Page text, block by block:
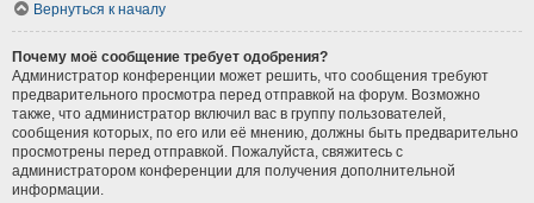
Вернуться к началу
Почему моё сообщение требует одобрения?
Администратор конференции может решить, что сообщения требуют
предварительного просмотра перед отправкой на форум. Возможно
также, что администратор включил вас в группу пользователей,
сообщения которых, по его или её мнению, должны быть предварительно
просмотрены перед отправкой. Пожалуйста, свяжитесь с
администратором конференции для получения дополнительной
информации.